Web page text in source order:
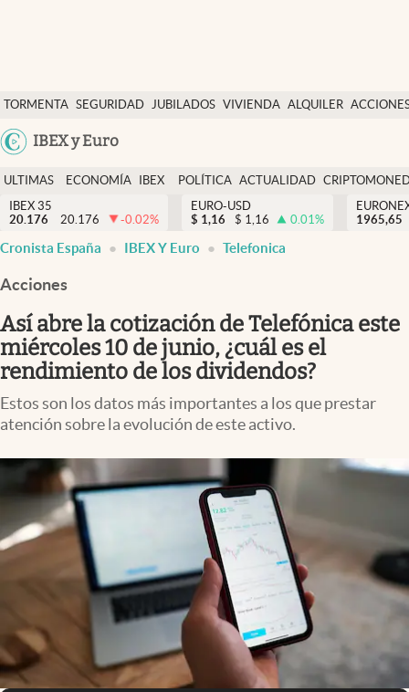
TORMENTA SEGURIDAD JUBILADOS VIVIENDA ALQUILER
USA
IBEX y Euro
Economía y finanzas
Política
Actualidad
Criptomonedas
España
ULTIMAS
NOTICIAS
ECONOMÍA
FINANZAS
IBEX
EURO
POLÍTICA ACTUALIDAD
IBEX 35
20.176
20.176 -0.02%
EURO-USD
$ 1,16 $ 1,16 0.01%
1965,65
Cronista España IBEX Y Euro Telefonica
Acciones
Así abre la cotización de Telefónica este
miércoles 10 de junio, ¿cuál es el
rendimiento de los dividendos?
Estos son los datos más importantes a los que prestar
atención sobre la evolución de este activo.